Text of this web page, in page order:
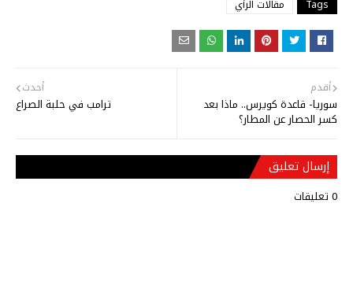
Tags مقالات الرأي
أحدث
ترامب في حلبة الصراع
أقدم
سوريا- قاعدة كويرس.. ماذا بعد
كسر الحصار عن المطار؟
إرسال تعليق
0 تعليقات